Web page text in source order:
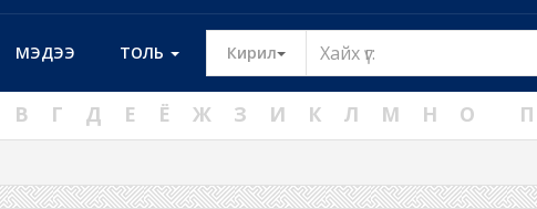
МЭДЭЭ ТОЛЬ Кирил Toggle Dropdown
В Г Д Е Ё Ж З И К Л М Н О П